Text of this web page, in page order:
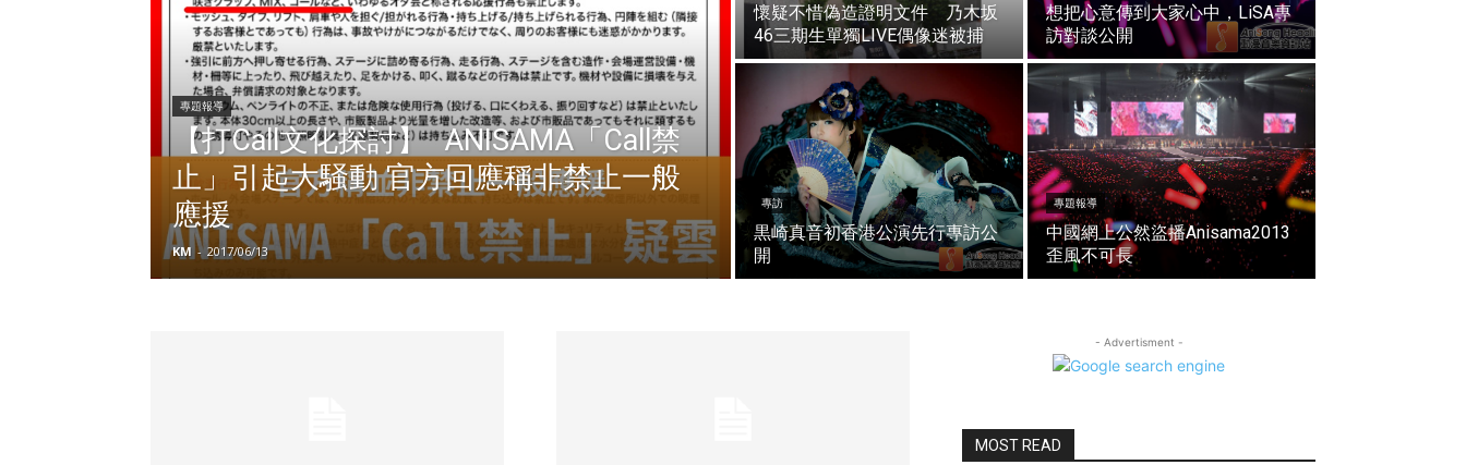
專題報導
【打Call文化探討】 ANISAMA「Call禁
止」引起大騒動 官方回應稱非禁止一般
應援
KM - 2017/06/13
懷疑不惜偽造證明文件 乃木坂
46三期生單獨LIVE偶像迷被捕
想把心意傳到大家心中，LiSA專
訪對談公開
專訪
黒崎真音初香港公演先行專訪公
開
專題報導
中國網上公然盜播Anisama2013
歪風不可長
- Advertisment -
MOST READ